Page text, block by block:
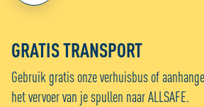
GRATIS TRANSPORT
Gebruik gratis onze verhuisbus of
het vervoer van je spullen naar ALLSAFE.